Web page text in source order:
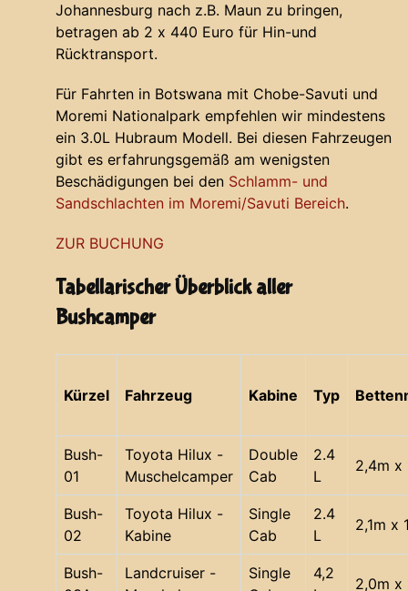
Johannesburg nach z.B. Maun zu bringen,
betragen ab 2 x 440 Euro für Hin-und
Rücktransport.
Für Fahrten in Botswana mit Chobe-Savuti und
Moremi Nationalpark empfehlen wir mindestens
ein 3.0L Hubraum Modell. Bei diesen Fahrzeugen
gibt es erfahrungsgemäß am wenigsten
Beschädigungen bei den Schlamm- und
Sandschlachten im Moremi/Savuti Bereich.
ZUR BUCHUNG
Tabellarischer Überblick aller
Bushcamper
Kürzel Fahrzeug Kabine Typ
Bush-
01
Toyota Hilux -
Muschelcamper
Double
Cab
2.4
L
2,4m x
Bush-
02
Toyota Hilux -
Kabine
Single
Cab
2.4
L
2,1m x
Bush-
Landcruiser -
Single
4,2
2,0m x